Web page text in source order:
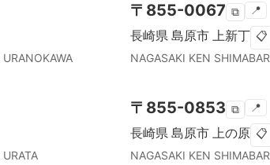
URANOKAWA
〒 855-0067 ⧉ 📍
長崎県 島原市 上新丁 📋
NAGASAKI KEN
URATA
〒 855-0853 ⧉ 📍
長崎県 島原市 上の原 📋
NAGASAKI KEN